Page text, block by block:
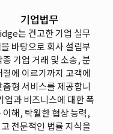
기업법무
는 견고한 기업 실무
바탕으로 회사 설립부
종 기업 거래 및 소송, 분
결에 이르기까지 고객에
춤형 서비스를 제공합니
업과 비즈니스에 대한 폭
이해, 탁월한 협상 능력,
전문적인 법률 지식을